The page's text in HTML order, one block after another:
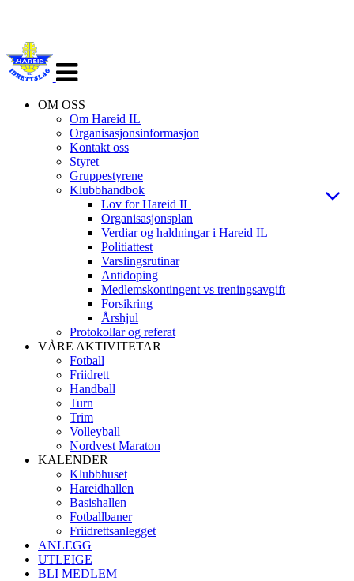
navigasjon
OM OSS
Om Hareid IL
Organisasjonsinformasjon
Kontakt oss
Styret
Gruppestyrene
Klubbhandbok
Lov for Hareid IL
Organisasjonsplan
Verdiar og haldningar i Hareid IL
Politiattest
Varslingsrutinar
Antidoping
Medlemskontingent vs treningsavgift
Forsikring
Årshjul
Protokollar og referat
VÅRE AKTIVITETAR
Fotball
Friidrett
Handball
Turn
Trim
Volleyball
Nordvest Maraton
KALENDER
Klubbhuset
Hareidhallen
Basishallen
Fotballbaner
Friidrettsanlegget
ANLEGG
UTLEIGE
BLI MEDLEM